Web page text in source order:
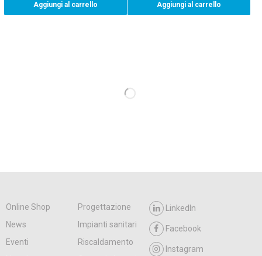
Aggiungi al carrello Aggiungi al carrello
Online Shop
Progettazione
News
Impianti sanitari
Eventi
Riscaldamento
LinkedIn
Facebook
Instagram